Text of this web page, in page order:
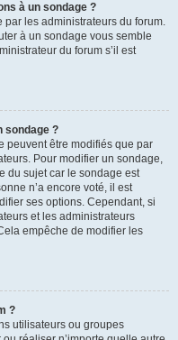
à un sondage ?
par les administrateurs du forum.
à un sondage vous semble
du forum s’il est
sondage ?
peuvent être modifiés que par
Pour modifier un sondage,
du sujet car le sondage est
n’a encore voté, il est
ses options. Cependant, si
et les administrateurs
empêche de modifier les
?
utilisateurs ou groupes